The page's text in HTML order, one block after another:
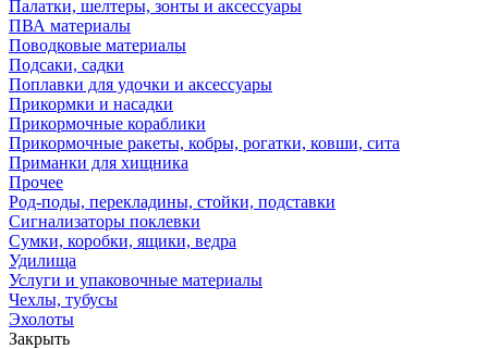
Палатки, шелтеры, зонты и аксессуары
ПВА материалы
Поводковые материалы
Подсаки, садки
Поплавки для удочки и аксессуары
Прикормки и насадки
Прикормочные кораблики
Прикормочные ракеты, кобры, рогатки, ковши, сита
Приманки для хищника
Прочее
Род-поды, перекладины, стойки, подставки
Сигнализаторы поклевки
Сумки, коробки, ящики, ведра
Удилища
Услуги и упаковочные материалы
Чехлы, тубусы
Эхолоты
Закрыть